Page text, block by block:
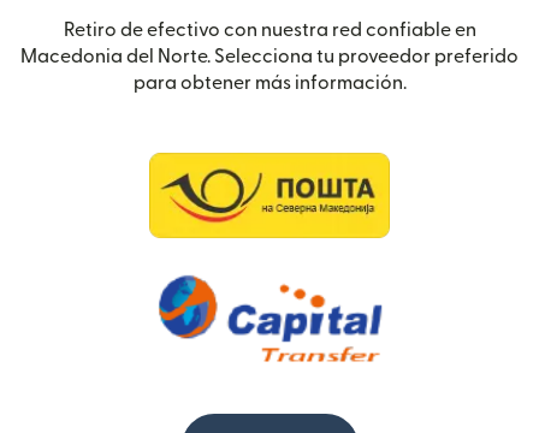
Retiro de efectivo con nuestra red confiable en
Macedonia del Norte. Selecciona tu proveedor preferido
para obtener más información.